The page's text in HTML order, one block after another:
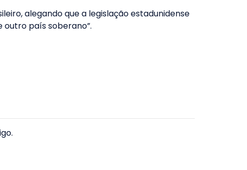
alegando que a legislação estadunidense
outro país soberano”.